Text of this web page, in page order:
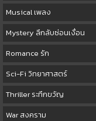
Musical เพลง
Mystery ลึกลับซ่อนเงื่อน
Romance รัก
Sci-Fi วิทยาศาสตร์
Thriller ระทึกขวัญ
War สงคราม